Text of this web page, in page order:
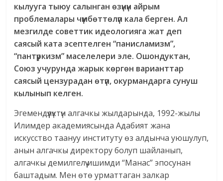
кылууга тыюу салынган өзүнүн айрым
проблемалары чүмбөттөлүп кала берген. Ал
мезгилде советтик идеологияга жат деп
саясый ката эсептелген “панисламизм”,
“пантүркизм” маселелери эле. Ошондуктан,
Союз учурунда жарык көргөн варианттар
саясый цензурадан өтүп, окурмандарга сунуш
кылынып келген.
Эгемендүүлүктүн алгачкы жылдарында, 1992-жылы
Илимдер академиясында Адабият жана
искусство таануу институту өз алдынча уюшулуп,
анын алгачкы директору болуп шайланып,
алгачкы демилгелүү ишимди “Манас” эпосунан
баштадым. Мен өтө урматтаган залкар